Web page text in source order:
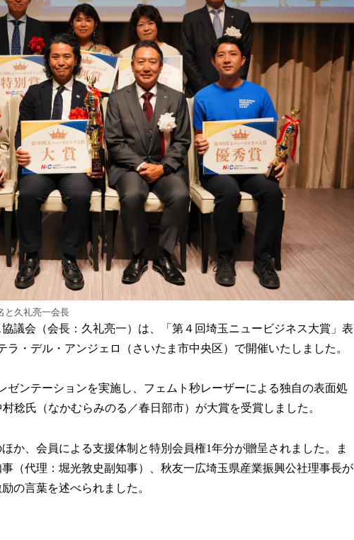
込
み
中
で
す
と久礼亮一会長
議会（会長：久礼亮一）は、「第４回埼玉ニュービジネス大賞」表
ラ・デル・アンジェロ（さいたま市中央区）で開催いたしました。
ゼンテーションを実施し、フェムト秒レーザーによる独自の表面処
稔氏（なかむらみのる／春日部市）が大賞を受賞しました。
か、会員による支援体制と特別会員権1年分が贈呈されました。ま
（代理：堀光敦史副知事）、秋友一広埼玉県産業振興公社理事長が
の言葉を述べられました。